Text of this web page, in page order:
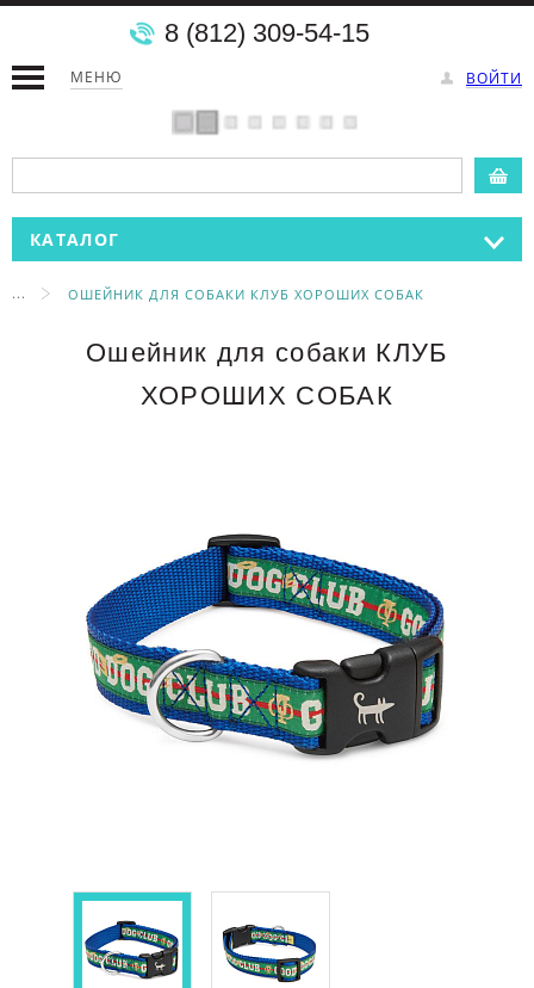
МЕНЮ ВОЙТИ
8 (812) 309-54-15
КАТАЛОГ
... ОШЕЙНИК ДЛЯ СОБАКИ КЛУБ ХОРОШИХ СОБАК
Ошейник для собаки КЛУБ
ХОРОШИХ СОБАК